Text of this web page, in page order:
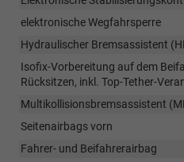
elektronische Wegfahrsperre
Hydraulischer Bremsassistent
Isofix-Vorbereitung auf dem
Rücksitzen, inkl. Top-Tether-
Multikollisionsbremsassistent
Seitenairbags vorn
Fahrer- und Beifahrerairbag